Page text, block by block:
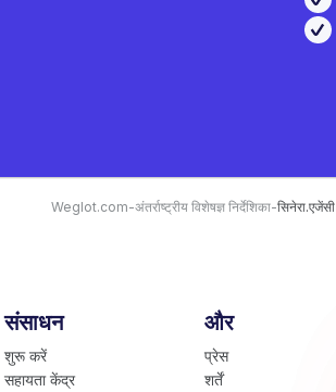
Weglot.com-अंतर्राष्ट्रीय विशेषज्ञ निर्देशिका-सिनेरा.एजेंसी
संसाधन
शुरू करें
सहायता केंद्र
और
प्रेस
शर्तें